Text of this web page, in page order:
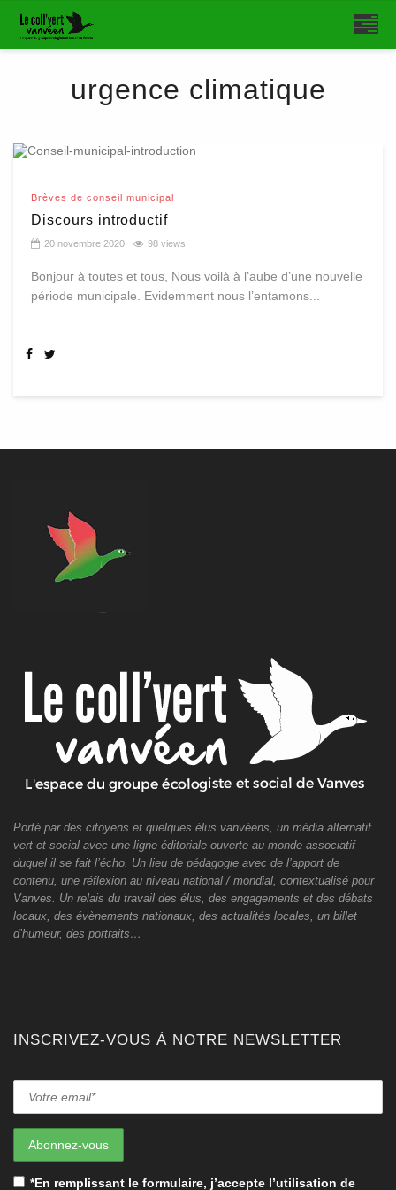
urgence climatique
Brèves de conseil municipal
Discours introductif
20 novembre 2020 98 views
Bonjour à toutes et tous, Nous voilà à l’aube d’une nouvelle
période municipale. Evidemment nous l’entamons...
Porté par des citoyens et quelques élus vanvéens, un média alternatif
vert et social avec une ligne éditoriale ouverte au monde associatif
duquel il se fait l’écho. Un lieu de pédagogie avec de l’apport de
contenu, une réflexion au niveau national / mondial, contextualisé pour
Vanves. Un relais du travail des élus, des engagements et des débats
locaux, des évènements nationaux, des actualités locales, un billet
d’humeur, des portraits…
INSCRIVEZ-VOUS À NOTRE NEWSLETTER
*En remplissant le formulaire, j’accepte l’utilisation de